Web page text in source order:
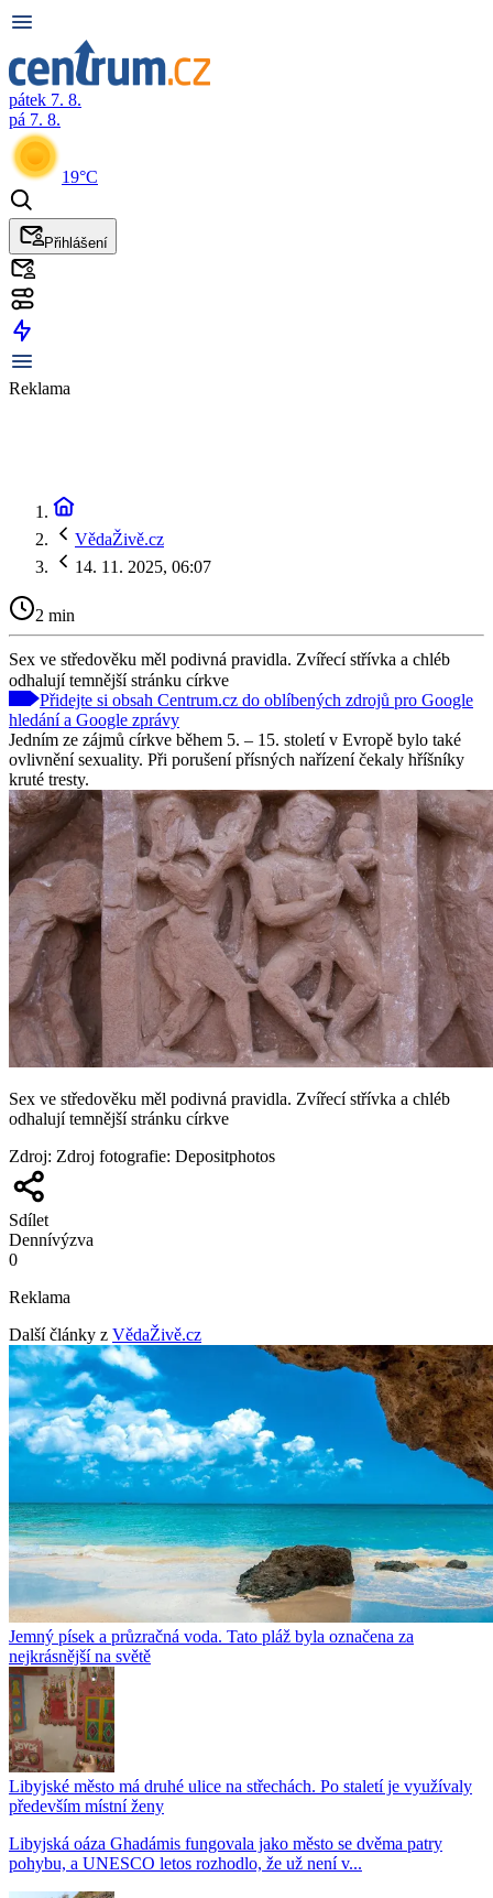
pátek 7. 8.
pá 7. 8.
19°C
Přihlášení
Reklama
VědaŽivě.cz
14. 11. 2025, 06:07
2 min
Sex ve středověku měl podivná pravidla. Zvířecí střívka a chléb
odhalují temnější stránku církve
Přidejte si obsah Centrum.cz do oblíbených zdrojů pro Google
hledání a Google zprávy
Jedním ze zájmů církve během 5. – 15. století v Evropě bylo také
ovlivnění sexuality. Při porušení přísných nařízení čekaly hříšníky
kruté tresty.
Sex ve středověku měl podivná pravidla. Zvířecí střívka a chléb
odhalují temnější stránku církve
Zdroj: Zdroj fotografie: Depositphotos
Sdílet
Dennívýzva
0
Reklama
Další články z VědaŽivě.cz
Jemný písek a průzračná voda. Tato pláž byla označena za
nejkrásnější na světě
Libyjské město má druhé ulice na střechách. Po staletí je využívaly
především místní ženy
Libyjská oáza Ghadámis fungovala jako město se dvěma patry
pohybu, a UNESCO letos rozhodlo, že už není v...